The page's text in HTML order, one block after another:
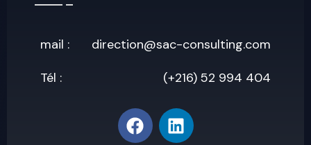
mail :
direction@sac-consulting.com
Tél :
(+216) 52 994 404